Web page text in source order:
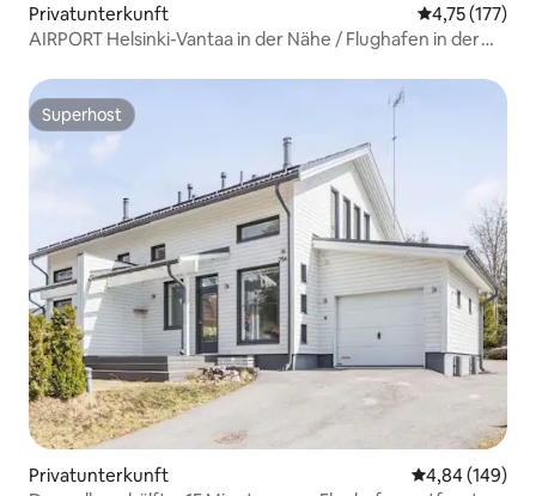
Privatunterkunft
4,75 (177)
AIRPORT Helsinki-Vantaa in der Nähe / Flughafen in der
Superhost
Superhost
Privatunterkunft
4,84 (149)